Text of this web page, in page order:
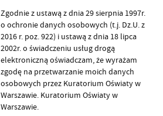
Zgodnie z ustawą z dnia 29 sierpnia 1997r.
o ochronie danych osobowych (t.j. Dz.U. z
2016 r. poz. 922) i ustawą z dnia 18 lipca
2002r. o świadczeniu usług drogą
elektroniczną oświadczam, że wyrażam
zgodę na przetwarzanie moich danych
osobowych przez Kuratorium Oświaty w
Warszawie. Kuratorium Oświaty w
Warszawie.